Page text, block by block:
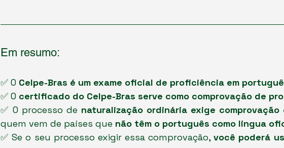
Em resumo:
✅ O Celpe-Bras é um exame oficial de proficiência em
✅ O certificado do Celpe-Bras serve como comprovação de
✅ O processo de naturalização ordinária exige
quem vem de países que não têm o português como língua
✅ Se o seu processo exigir essa comprovação, você poderá